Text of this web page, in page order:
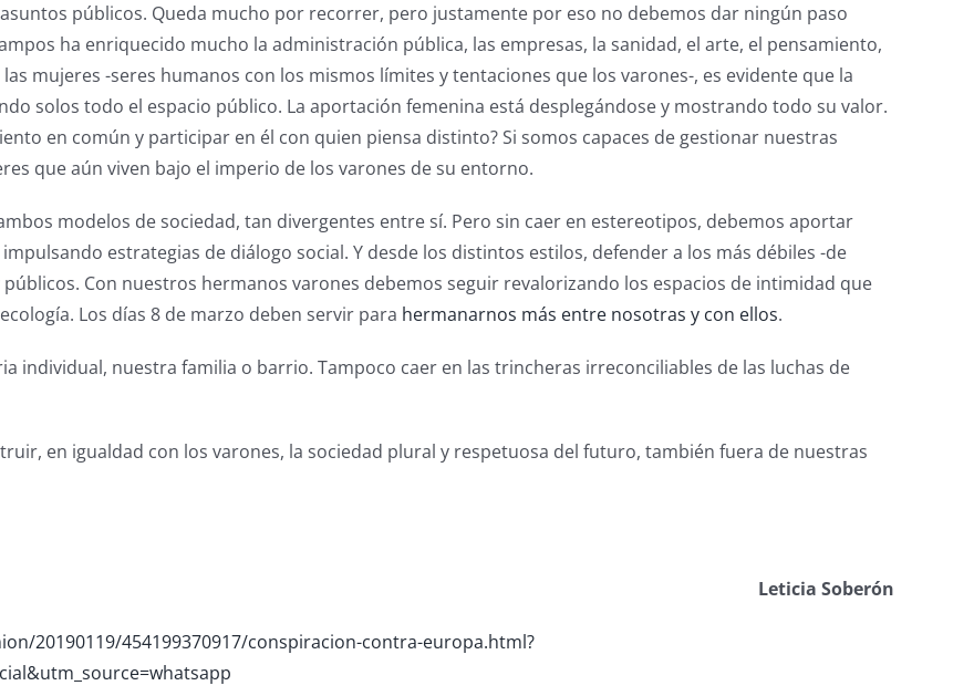
públicos. Queda mucho por recorrer, pero justamente por eso no debemos dar ningún paso
ha enriquecido mucho la administración pública, las empresas, la sanidad, el arte, el pensamiento,
mujeres -seres humanos con los mismos límites y tentaciones que los varones-, es evidente que la
solos todo el espacio público. La aportación femenina está desplegándose y mostrando todo su valor.
en común y participar en él con quien piensa distinto? Si somos capaces de gestionar nuestras
que aún viven bajo el imperio de los varones de su entorno.
modelos de sociedad, tan divergentes entre sí. Pero sin caer en estereotipos, debemos aportar
estrategias de diálogo social. Y desde los distintos estilos, defender a los más débiles -de
Con nuestros hermanos varones debemos seguir revalorizando los espacios de intimidad que
Los días 8 de marzo deben servir para hermanarnos más entre nosotras y con ellos.
individual, nuestra familia o barrio. Tampoco caer en las trincheras irreconciliables de las luchas de
en igualdad con los varones, la sociedad plural y respetuosa del futuro, también fuera de nuestras
Leticia Soberón
20190119/454199370917/conspiracion-contra-europa.html?